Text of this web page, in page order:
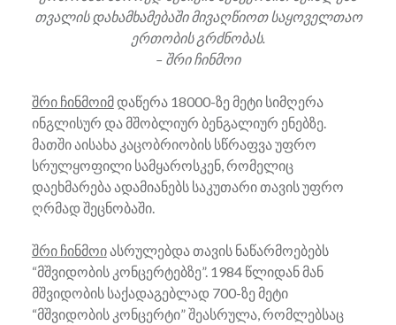
თვალის დახამხამებაში მივაღწიოთ საყოველთაო
ერთობის გრძნობას.
– შრი ჩინმოი
შრი ჩინმოიმდაწერა 18000-ზე მეტი სიმღერა
ინგლისურ და მშობლიურ ბენგალიურ ენებზე.
მათში აისახა კაცობრიობის სწრაფვა უფრო
სრულყოფილი სამყაროსკენ, რომელიც
დაეხმარება ადამიანებს საკუთარი თავის უფრო
ღრმად შეცნობაში.
შრი ჩინმოიასრულებდა თავის ნაწარმოებებს
“მშვიდობის კონცერტებზე”. 1984 წლიდან მან
მშვიდობის საქადაგებლად 700-ზე მეტი
“მშვიდობის კონცერტი” შეასრულა, რომლებსაც